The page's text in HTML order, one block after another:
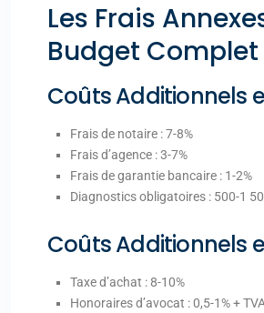
Les Frais
Budget Complet
Coûts Additionnels
Frais de notaire : 7-8%
Frais d’agence : 3-7%
Frais de garantie bancaire : 1-2%
Diagnostics obligatoires : 500-1
Coûts Additionnels
Taxe d’achat : 8-10%
Honoraires d’avocat : 0,5-1% +